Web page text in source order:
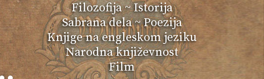
Filozofija~Istorija
Sabrana dela~Poezija
Knjige na engleskom jeziku
Narodna književnost
Film